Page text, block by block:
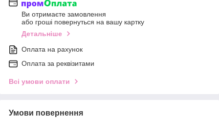
Ви отримаєте замовлення
або гроші повернуться на вашу картку
Детальніше
Оплата на рахунок
Оплата за реквізитами
Всі умови оплати
Умови повернення